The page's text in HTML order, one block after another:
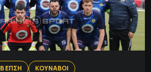
Β ΕΠΣΗ ΚΟΥΝΑΒΟΙ